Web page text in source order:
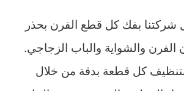
بفك كل قطع الفرن بحذر
الفرن والشواية والباب الزجاجي.
كل قطعة بدقة من خلال